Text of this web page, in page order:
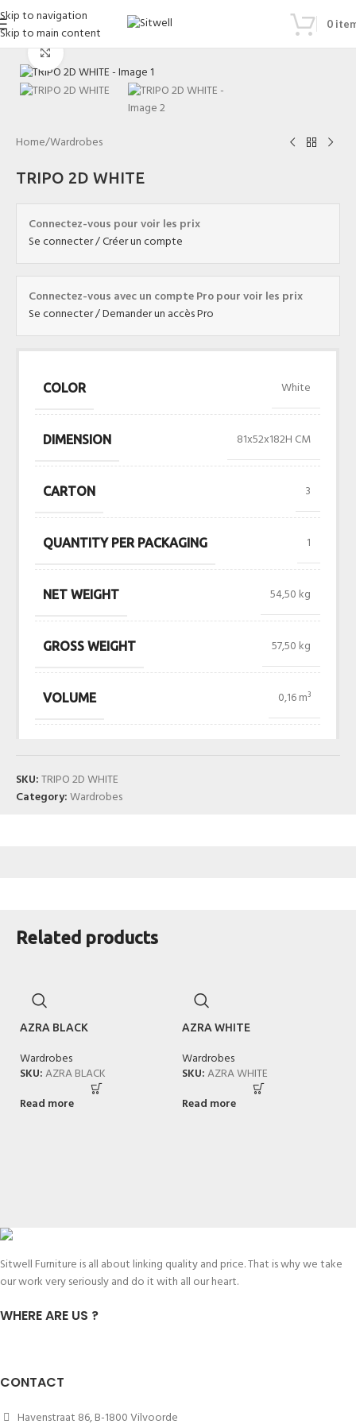
Skip to navigation
Skip to main content
0
Click to enlarge
Home/Wardrobes
TRIPO 2D WHITE
Connectez-vous pour voir les prix
Se connecter / Créer un compte
Connectez-vous avec un compte Pro pour voir les prix
Se connecter / Demander un accès Pro
COLOR White
DIMENSION 81x52x182H CM
CARTON 3
QUANTITY PER PACKAGING 1
NET WEIGHT 54,50 kg
GROSS WEIGHT 57,50 kg
VOLUME 0,16 m³
SKU:TRIPO 2D WHITE
Category:Wardrobes
Related products
AZRA BLACK
Wardrobes
SKU:AZRA BLACK
Read more
AZRA WHITE
Wardrobes
SKU:AZRA WHITE
Read more
Sitwell Furniture is all about linking quality and price. That is why we take
our work very seriously and do it with all our heart.
WHERE ARE US ?
CONTACT
Havenstraat 86, B-1800 Vilvoorde